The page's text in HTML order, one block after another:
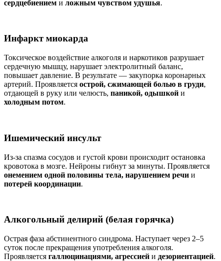
сердцебиением и ложным чувством удушья.
Инфаркт миокарда
Токсическое воздействие алкоголя и наркотиков разрушает
сердечную мышцу, нарушает электролитный баланс,
повышает давление. В результате — закупорка коронарных
артерий. Проявляется острой, сжимающей болью в груди,
отдающей в руку или челюсть, паникой, одышкой и
холодным потом.
Ишемический инсульт
Из-за спазма сосудов и густой крови происходит остановка
кровотока в мозге. Нейроны гибнут за минуты. Проявляется
онемением одной половины тела, нарушением речи и
потерей координации.
Алкогольный делирий (белая горячка)
Острая фаза абстинентного синдрома. Наступает через 2–5
суток после прекращения употребления алкоголя.
Проявляется галлюцинациями, агрессией и дезориентацией.